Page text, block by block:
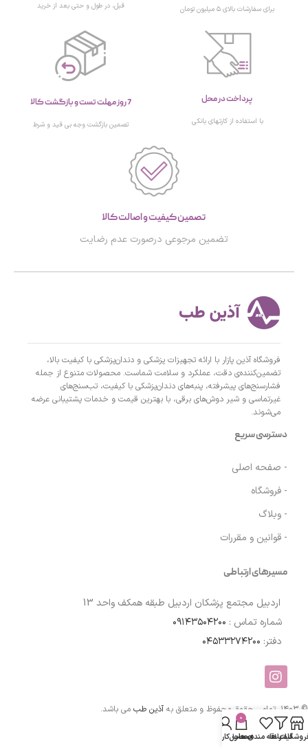
برای سفارشات بالای ۵ میلیون تومان قبل، در طول و حتی بعد از خرید
پرداخت در محل
با استفاده از کارتهای بانکی
7 روز مهلت تست و بازگشت کالا
تصمین بازگشت وجه بی قید و شرط
تصمین کیفیت و اصالت کالا
تضمین مرجوعی درصورت عدم رضایت
فروشگاه آذین پازار با ارائه تجهیزات پزشکی و دندان‌پزشکی با کیفیت بالا،
تضمین‌کننده‌ی دقت، عملکرد و سلامت شماست. محصولات متنوع از جمله
فشارسنج‌های پیشرفته، پنبه‌های دندان‌پزشکی با کیفیت، تب‌سنج‌های
غیرتماسی و شیر دوش‌های برقی، با بهترین قیمت و خدمات پشتیبانی عرضه
می‌شوند.
دسترسی سریع
- صفحه اصلی
- فروشگاه
- وبلاگ
- قوانین و مقررات
مسیرهای ارتباطی
اردبیل مجتمع پزشکان اردبیل طبقه همکف واحد 13
شماره تماس : ۰۹۱۴۳۵۰۴۲۰۰
دفتر: ۰۴۵۳۳۲۷۴۲۰۰
© ۱۴۰۳. تمامی حقوق محفوظ و متعلق به آذین طب می باشد.
فیلتر ها
علاقه مندی ها
0
محصول
حساب کاربری من